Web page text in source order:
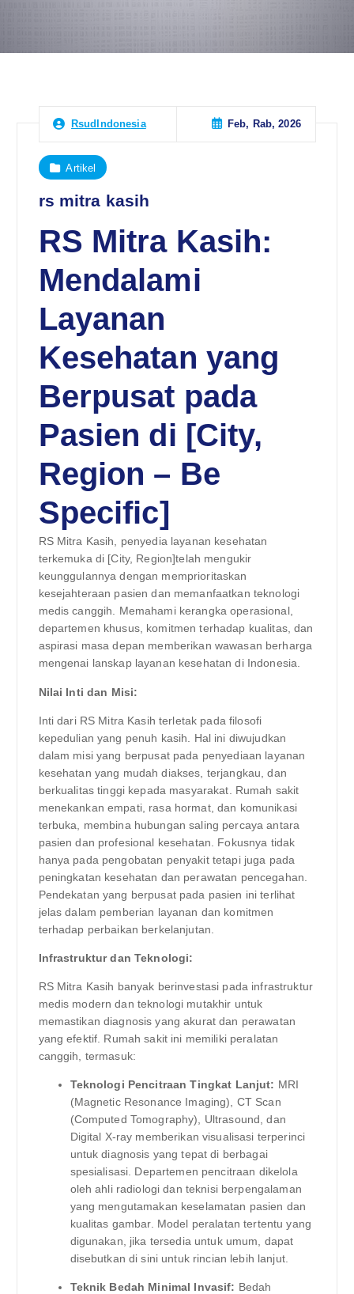
RsudIndonesia Feb, Rab, 2026
Artikel
rs mitra kasih
RS Mitra Kasih:
Mendalami
Layanan
Kesehatan yang
Berpusat pada
Pasien di [City,
Region – Be
Specific]
RS Mitra Kasih, penyedia layanan kesehatan
terkemuka di [City, Region]telah mengukir
keunggulannya dengan memprioritaskan
kesejahteraan pasien dan memanfaatkan teknologi
medis canggih. Memahami kerangka operasional,
departemen khusus, komitmen terhadap kualitas, dan
aspirasi masa depan memberikan wawasan berharga
mengenai lanskap layanan kesehatan di Indonesia.
Nilai Inti dan Misi:
Inti dari RS Mitra Kasih terletak pada filosofi
kepedulian yang penuh kasih. Hal ini diwujudkan
dalam misi yang berpusat pada penyediaan layanan
kesehatan yang mudah diakses, terjangkau, dan
berkualitas tinggi kepada masyarakat. Rumah sakit
menekankan empati, rasa hormat, dan komunikasi
terbuka, membina hubungan saling percaya antara
pasien dan profesional kesehatan. Fokusnya tidak
hanya pada pengobatan penyakit tetapi juga pada
peningkatan kesehatan dan perawatan pencegahan.
Pendekatan yang berpusat pada pasien ini terlihat
jelas dalam pemberian layanan dan komitmen
terhadap perbaikan berkelanjutan.
Infrastruktur dan Teknologi:
RS Mitra Kasih banyak berinvestasi pada infrastruktur
medis modern dan teknologi mutakhir untuk
memastikan diagnosis yang akurat dan perawatan
yang efektif. Rumah sakit ini memiliki peralatan
canggih, termasuk:
Teknologi Pencitraan Tingkat Lanjut: MRI
(Magnetic Resonance Imaging), CT Scan
(Computed Tomography), Ultrasound, dan
Digital X-ray memberikan visualisasi terperinci
untuk diagnosis yang tepat di berbagai
spesialisasi. Departemen pencitraan dikelola
oleh ahli radiologi dan teknisi berpengalaman
yang mengutamakan keselamatan pasien dan
kualitas gambar. Model peralatan tertentu yang
digunakan, jika tersedia untuk umum, dapat
disebutkan di sini untuk rincian lebih lanjut.
Teknik Bedah Minimal Invasif: Bedah